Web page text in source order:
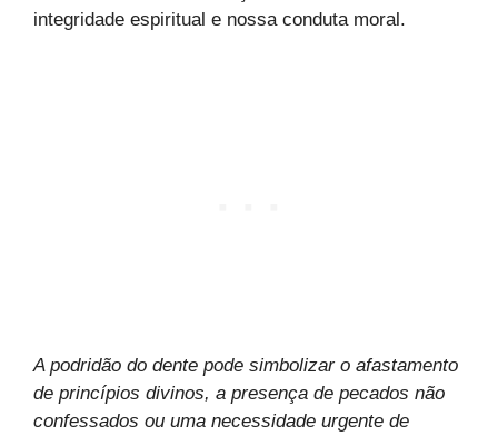
integridade espiritual e nossa conduta moral.
A podridão do dente pode simbolizar o afastamento
de princípios divinos, a presença de pecados não
confessados ou uma necessidade urgente de